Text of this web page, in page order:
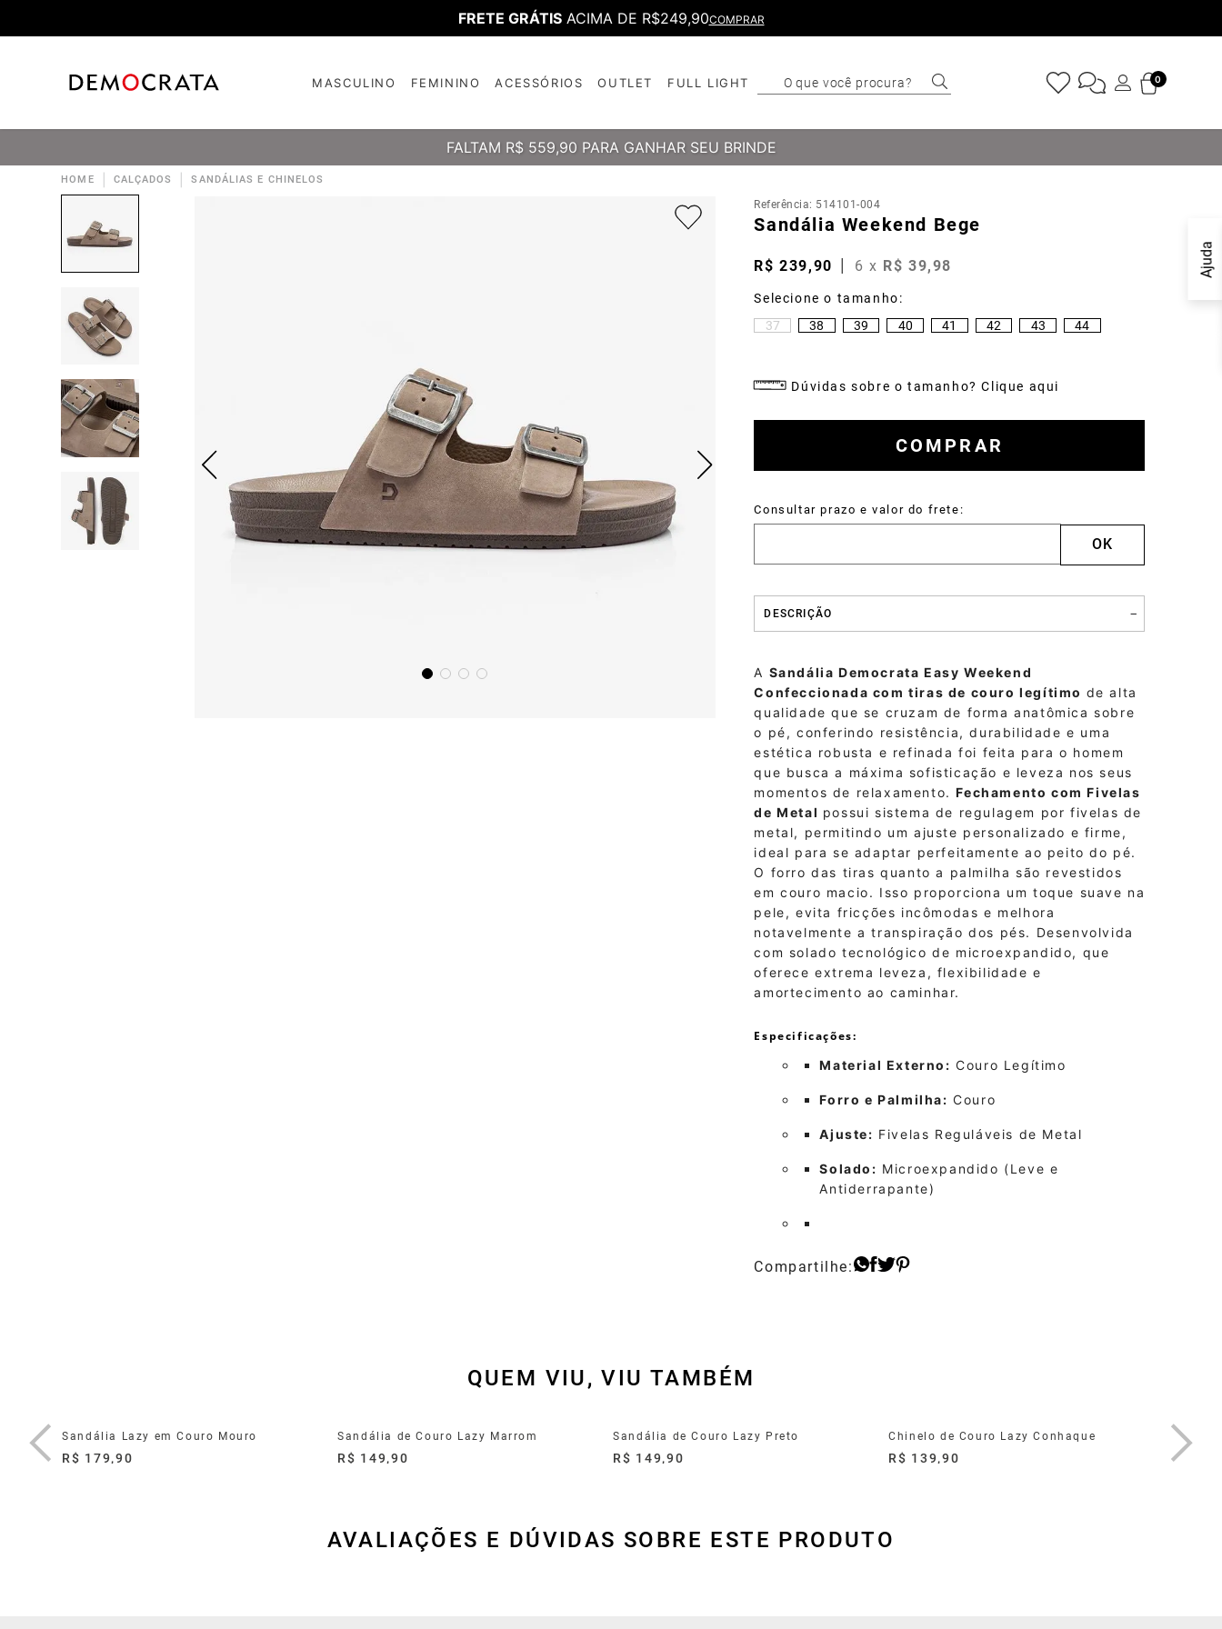
FRETE GRÁTISACIMA DE R$249,90COMPRAR
MASCULINO FEMININO ACESSÓRIOS OUTLET FULL LIGHT O que você procura?
TERMOS MAIS
Cinto
Mocassim
Bota
Tênis
0
FALTAM R$ 559,90 PARA GANHAR SEU BRINDE
Ajuda
HOME CALÇADOS SANDÁLIAS E CHINELOS
Referência: 514101-004
Sandália Weekend Bege
R$ 239,90 6 x R$ 39,98
37 38 39 40 41 42 43 44
Dúvidas sobre o tamanho? Clique aqui
COMPRAR
DESCRIÇÃO
A Sandália Democrata Easy Weekend
Confeccionada com tiras de couro legítimo de alta
qualidade que se cruzam de forma anatômica sobre
o pé, conferindo resistência, durabilidade e uma
estética robusta e refinada foi feita para o homem
que busca a máxima sofisticação e leveza nos seus
momentos de relaxamento.Fechamento com Fivelas
de Metal possui sistema de regulagem por fivelas de
metal, permitindo um ajuste personalizado e firme,
ideal para se adaptar perfeitamente ao peito do pé.
O forro das tiras quanto a palmilha são revestidos
em couro macio. Isso proporciona um toque suave na
pele, evita fricções incômodas e melhora
notavelmente a transpiração dos pés. Desenvolvida
com solado tecnológico de microexpandido, que
oferece extrema leveza, flexibilidade e
amortecimento ao caminhar.
Especificações:
Material Externo: Couro Legítimo
Forro e Palmilha: Couro
Ajuste: Fivelas Reguláveis de Metal
Solado: Microexpandido (Leve e
Antiderrapante)
QUEM VIU, VIU TAMBÉM
Sandália Lazy em Couro Mouro
R$ 179,90
Sandália de Couro Lazy Marrom
R$ 149,90
Sandália de Couro Lazy Preto
R$ 149,90
Chinelo de Couro Lazy Conhaque
R$ 139,90 R$
AVALIAÇÕES E DÚVIDAS SOBRE ESTE PRODUTO